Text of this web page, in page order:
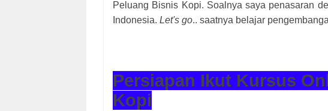
Peluang Bisnis Kopi. Soalnya saya penasaran
Indonesia. Let's go.. saatnya belajar
Persiapan Ikut Kursus
Kopi